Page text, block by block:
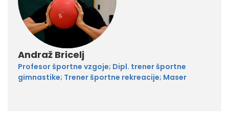
Andraž Bricelj
Profesor športne vzgoje; Dipl. trener športne
gimnastike; Trener športne rekreacije; Maser